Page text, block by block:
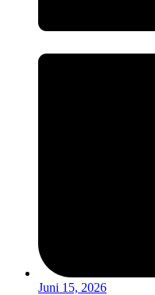
Juni 15, 2026